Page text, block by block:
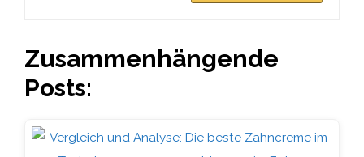
Zusammenhängende
Posts: